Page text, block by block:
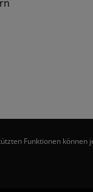
Funktionen